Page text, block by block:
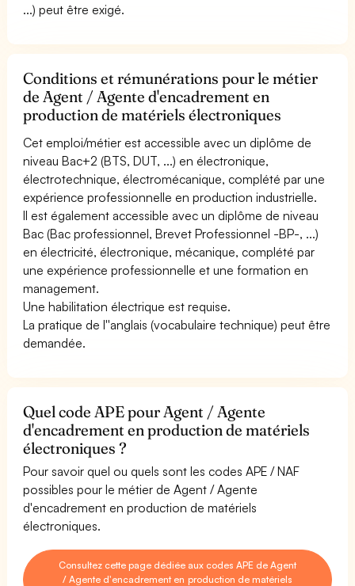
...) peut être exigé.
Conditions et rémunérations pour le métier
de Agent / Agente d'encadrement en
production de matériels électroniques
Cet emploi/métier est accessible avec un diplôme de
niveau Bac+2 (BTS, DUT, ...) en électronique,
électrotechnique, électromécanique, complété par une
expérience professionnelle en production industrielle.
Il est également accessible avec un diplôme de niveau
Bac (Bac professionnel, Brevet Professionnel -BP-, ...)
en électricité, électronique, mécanique, complété par
une expérience professionnelle et une formation en
management.
Une habilitation électrique est requise.
La pratique de l''anglais (vocabulaire technique) peut être
demandée.
Quel code APE pour Agent / Agente
d'encadrement en production de matériels
électroniques ?
Pour savoir quel ou quels sont les codes APE / NAF
possibles pour le métier de Agent / Agente
d'encadrement en production de matériels
électroniques.
Consultez cette page dédiée aux codes APE de Agent
/ Agente d'encadrement en production de matériels